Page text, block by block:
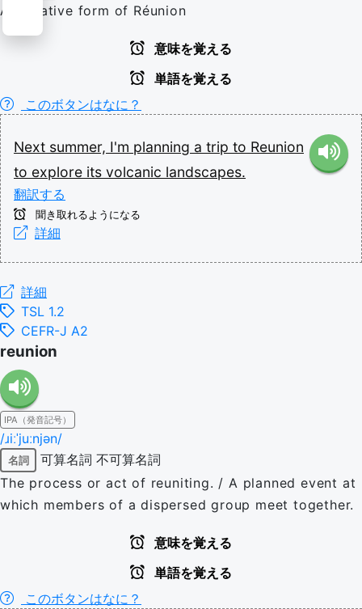
Alternative form of Réunion
意味を覚える
単語を覚える
このボタンはなに？
Next summer, I'm planning a trip to Reunion
to explore its volcanic landscapes.
翻訳する
聞き取れるようになる
詳細
詳細
TSL 1.2
CEFR-J A2
reunion
IPA（発音記号）
/ɹiːˈjuːnjən/
名詞 可算名詞 不可算名詞
The process or act of reuniting. / A planned event at
which members of a dispersed group meet together.
意味を覚える
単語を覚える
このボタンはなに？